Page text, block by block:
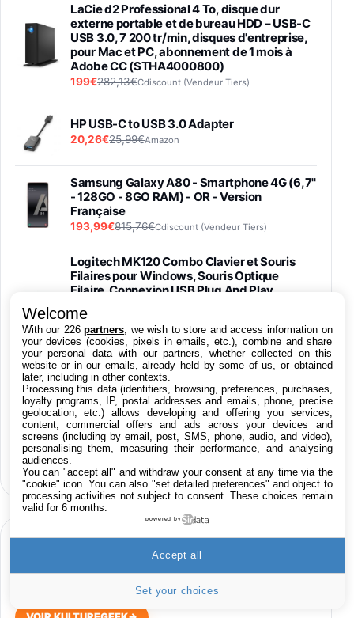
LaCie d2 Professional 4 To, disque dur
externe portable et de bureau HDD – USB-C
USB 3.0, 7 200 tr/min, disques d'entreprise,
pour Mac et PC, abonnement de 1 mois à
Adobe CC (STHA4000800)
199€282,13€Cdiscount (Vendeur Tiers)
HP USB-C to USB 3.0 Adapter
20,26€25,99€Amazon
Samsung Galaxy A80 - Smartphone 4G (6,7''
- 128GO - 8GO RAM) - OR - Version
Française
193,99€815,76€Cdiscount (Vendeur Tiers)
Logitech MK120 Combo Clavier et Souris
Filaires pour Windows, Souris Optique
Filaire, Connexion USB Plug And Play,
Clavier QWERTY UK - Noir
61,15€65,97€Amazon
PIONEER PLX-500 Blanche - Platine vinyle à
entraénement direct 3 vitesses (33-45-78
trs/min) avec pre-ampli intégré et port USB
348,99€384,71€Amazon
Smartphone SAMSUNG Galaxy S26 Ultra
Noir 256Go
891,99€ 1199€Fnac (Vendeur Tiers)
Smartphone SAMSUNG Galaxy S26+ Violet
Galaxy S26 256 Go Bleu
Toutes nos promos en Live 24h/24
sur les Apps iPhone, iPad, Mac & Apple TV
sur les films iTunes
sur les produits High-Tech
HIGH-TECH
EN CE MOMENT SUR KULTUREGEEK
Welcome
With our 226partners , we wish to store and access information on
your devices (cookies, pixels in emails, etc.), combine and share
your personal data with our partners, whether collected on this
website or in our emails, already held by some of us, or obtained
later, including in other contexts.
Processing this data (identifiers, browsing, preferences, purchases,
loyalty programs, IP, postal addresses and emails, phone, precise
geolocation, etc.) allows developing and offering you services,
content, commercial offers and ads across your devices and
screens (including by email, post, SMS, phone, audio, and video),
personalising them, measuring their performance, and analysing
audiences.
You can "accept all" and withdraw your consent at any time via the
"cookie" icon. You can also "set detailed preferences" and object to
processing activities not subject to consent. These choices remain
valid for 6 months.
powered by
Set your choices
Accept all